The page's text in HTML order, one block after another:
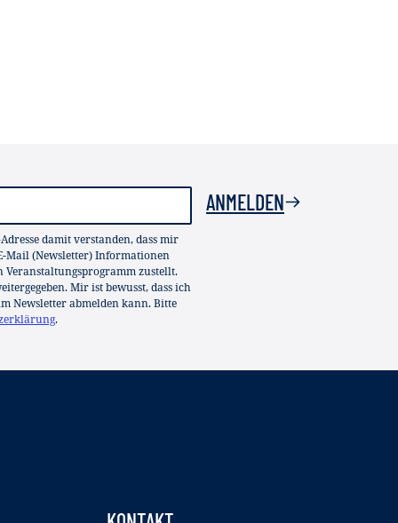
damit verstanden, dass mir
Mail (Newsletter) Informationen
Veranstaltungsprogramm zustellt.
Mir ist bewusst, dass ich
Newsletter abmelden kann. Bitte
.
ANMELDEN